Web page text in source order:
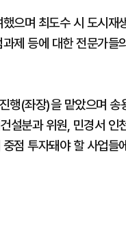
으며 최도수 시 도시재
제 등에 대한 전문가들
행(좌장)을 맡았으며 송
설분과 위원, 민경서 인
점 투자돼야 할 사업들